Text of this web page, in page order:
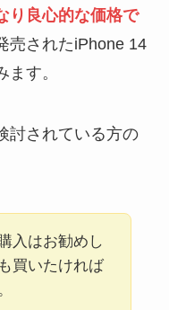
り良心的な価格で
売されたiPhone 14
す。
討されている方の
入はお勧めし
買いたければ